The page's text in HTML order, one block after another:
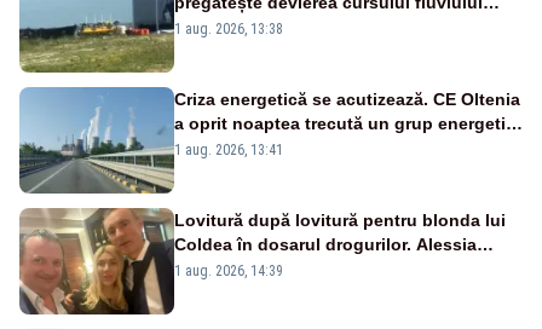
către Cernavodă – VIDEO
1 aug. 2026, 13:38
Criza energetică se acutizează. CE Oltenia
a oprit noaptea trecută un grup energetic
de la Rovinari
1 aug. 2026, 13:41
Lovitură după lovitură pentru blonda lui
Coldea în dosarul drogurilor. Alessia
Păcuraru explică decizia magistraților
1 aug. 2026, 14:39